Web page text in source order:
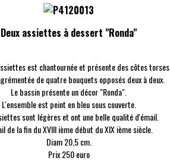
Deux assiettes à dessert "Ronda"
est chantournée et présente des côtes torses.
de quatre bouquets opposés deux à deux.
Le bassin présente un décor "Ronda".
L'ensemble est peint en bleu sous couverte.
sont légères et ont une belle qualité d'émail.
de la fin du XVIII ième début du XIX ième siècle.
Diam 20,5 cm.
Prix 250 euro